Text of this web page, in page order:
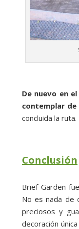
De nuevo en
contemplar de
concluida la ruta.
Conclusión
Brief Garden
No es nada de
preciosos y
decoración